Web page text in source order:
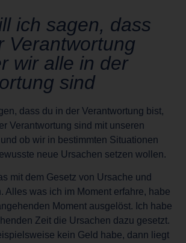
ich sagen, dass
Verantwortung
wir alle in der
sind
dass du in der Verantwortung bist,
Verantwortung sind mit unseren
ob wir in bestimmten Situationen
neue Ursachen setzen wollen.
mit dem Gesetz von Ursache und
Alles was ich im Moment erfahre, habe
Moment ausgelöst. Ich habe
Zeit die Ursachen dazu gesetzt.
kein Geld habe, dann liegt